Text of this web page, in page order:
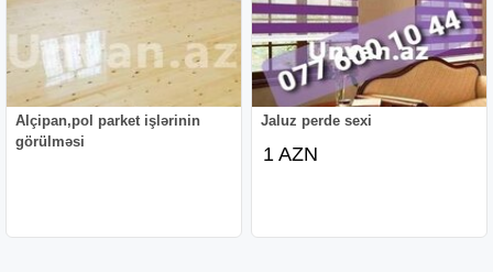
Alçipan,pol parket işlərinin
görülməsi
Jaluz perde sexi
1 AZN